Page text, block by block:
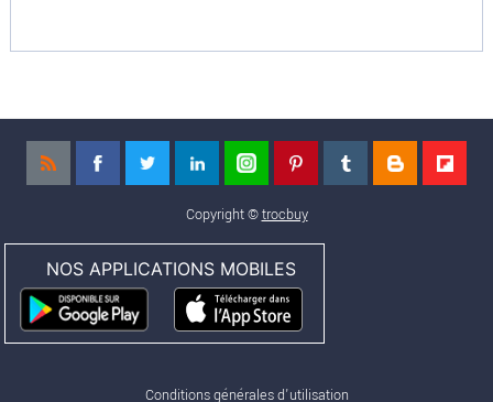
Copyright ©trocbuy
NOS APPLICATIONS MOBILES
Conditions générales d'utilisation